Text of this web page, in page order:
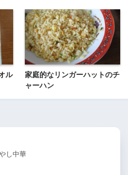
ル
家庭的なリンガーハットのチ
ャーハン
し中華